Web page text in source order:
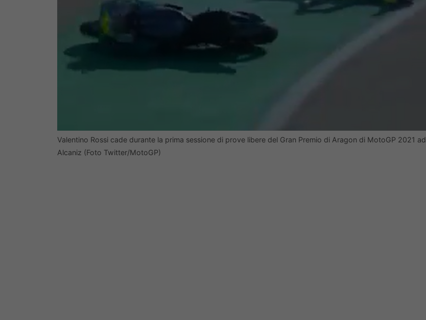
Valentino Rossi cade durante la prima sessione di prove libere del Gran Premio di Aragon di MotoGP 2021 ad
Alcaniz (Foto Twitter/MotoGP)